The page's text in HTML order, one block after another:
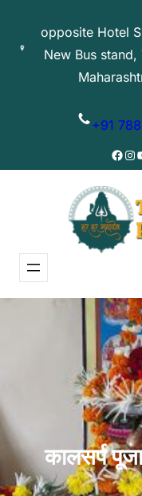
content
opposite Hotel
New Bus
+91
कालसर्प